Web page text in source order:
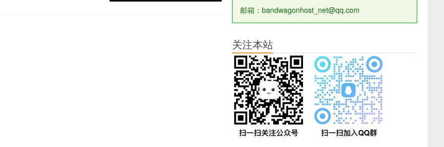
邮箱：bandwagonhost_net@qq.com
关注本站